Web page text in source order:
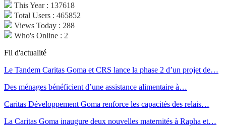
This Year : 137618
Total Users : 465852
Views Today : 288
Who's Online : 2
Fil d'actualité
Le Tandem Caritas Goma et CRS lance la phase 2 d’un projet de…
Des ménages bénéficient d’une assistance alimentaire à…
Caritas Développement Goma renforce les capacités des relais…
La Caritas Goma inaugure deux nouvelles maternités à Rapha et…